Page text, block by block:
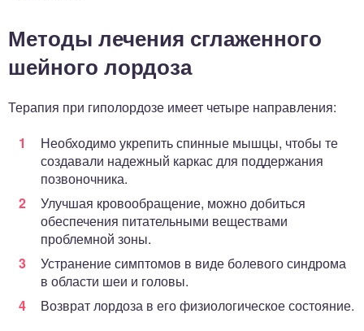
Методы лечения сглаженного
шейного лордоза
Терапия при гиполордозе имеет четыре направления:
Необходимо укрепить спинные мышцы, чтобы те
создавали надежный каркас для поддержания
позвоночника.
Улучшая кровообращение, можно добиться
обеспечения питательными веществами
проблемной зоны.
Устранение симптомов в виде болевого синдрома
в области шеи и головы.
Возврат лордоза в его физиологическое состояние.